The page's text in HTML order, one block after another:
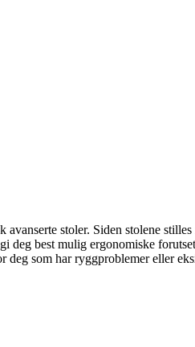
stoler. Siden stolene
deg best mulig ergonomiske
som har ryggproblemer eller